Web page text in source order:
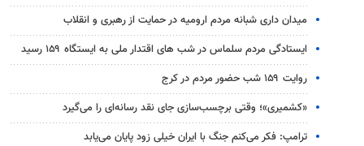
میدان داری شبانه مردم ارومیه در حمایت از رهبری و انقلاب
ایستادگی مردم سلماس در شب های اقتدار ملی به ایستگاه ۱۵۹ رسید
روایت ۱۵۹ شب حضور مردم در کرج
«کشمیری»؛ وقتی برچسب‌سازی جای نقد رسانه‌ای را می‌گیرد
ترامپ: فکر می‌کنم جنگ با ایران خیلی زود پایان می‌یابد